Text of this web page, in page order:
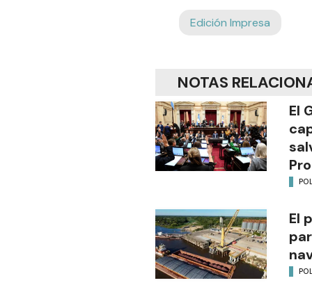
Edición Impresa
NOTAS
El
El